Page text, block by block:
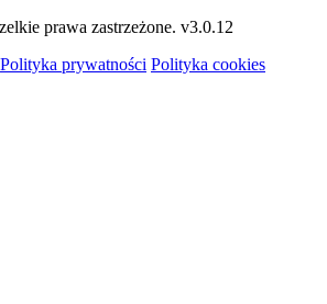
prawa zastrzeżone. v3.0.12
Polityka prywatności Polityka cookies